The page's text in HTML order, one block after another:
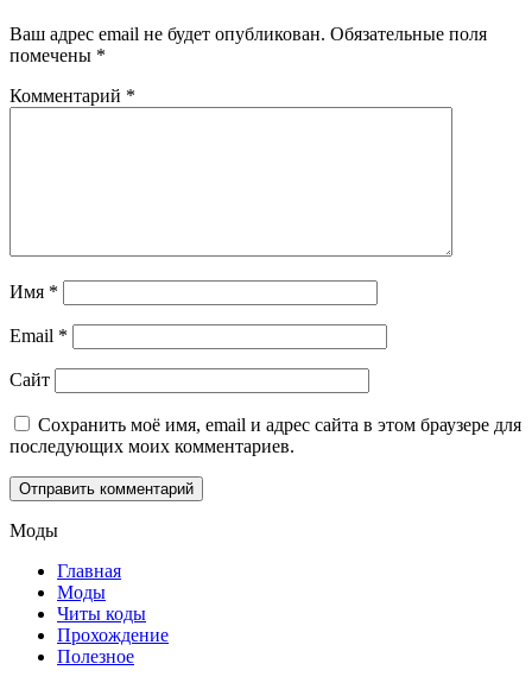
Ваш адрес email не будет опубликован. Обязательные поля
помечены *
Комментарий *
Имя *
Email *
Сайт
Сохранить моё имя, email и адрес сайта в этом браузере для
последующих моих комментариев.
Моды
Главная
Моды
Читы коды
Прохождение
Полезное